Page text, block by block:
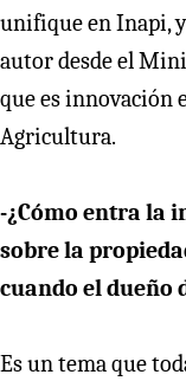
unifique en Inapi,
autor desde el
que es innovación
Agricultura.
-¿Cómo entra la
sobre la
cuando el dueño
Es un tema que